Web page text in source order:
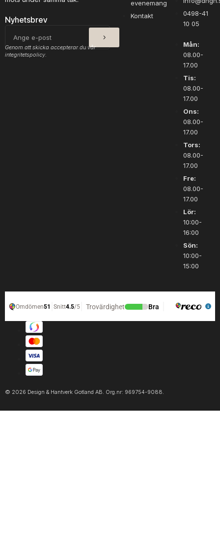
Nyhetsbrev
post
SKICKA
Genom att skicka accepterar du vår
integritetspolicy.
evenemang
Kontakt
0498-41
10 05
Mån:
08.00-
17.00
Tis:
08.00-
17.00
Ons:
08.00-
17.00
Tors:
08.00-
17.00
Fre:
08.00-
17.00
Lör:
10:00-
16:00
Sön:
10:00-
15:00
© 2026 Design & Hantverk Gotland AB. Org.nr: 969754-9088.